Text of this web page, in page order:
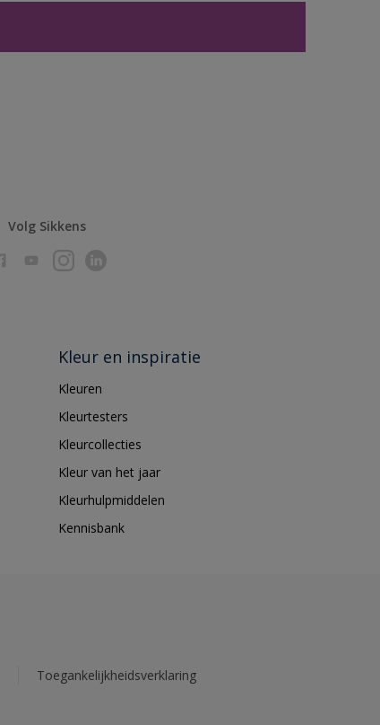
Volg Sikkens
Kleur en inspiratie
Kleuren
Kleurtesters
Kleurcollecties
Kleur van het jaar
Kleurhulpmiddelen
Kennisbank
Toegankelijkheidsverklaring